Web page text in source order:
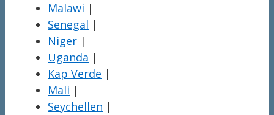
Malawi |
Senegal |
Niger |
Uganda |
Kap Verde |
Mali |
Seychellen |